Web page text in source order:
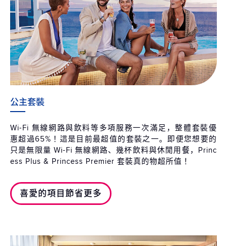
公主套裝
Wi-Fi 無線網路與飲料等多項服務一次滿足，整體套裝優
惠超過65%！這是目前最超值的套裝之一。即便您想要的
只是無限量 Wi-Fi 無線網路、幾杯飲料與休閒用餐，Princ
ess Plus & Princess Premier 套裝真的物超所值！
喜愛的項目節省更多